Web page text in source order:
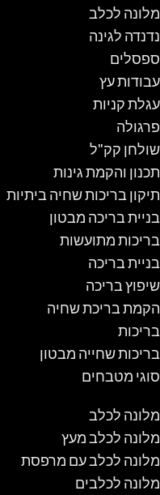
מלונה לכלב
נדנדה לגינה
ספסלים
עבודות עץ
עגלת קניות
פרגולה
שולחן קק"ל
תכנון והקמת גינות
תיקון בריכות שחיה ביתיות
בניית בריכה מבטון
בריכות מתועשות
בניית בריכה
שיפוץ בריכה
הקמת בריכת שחיה
בריכות
בריכות שחייה מבטון
סוגי מטבחים
מלונה לכלב
מלונה לכלב מעץ
מלונה לכלב עם מרפסת
מלונה לכלבים